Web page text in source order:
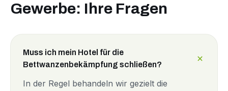
Gewerbe: Ihre Fragen
Muss ich mein Hotel für die
Bettwanzenbekämpfung schließen?
In der Regel behandeln wir gezielt die